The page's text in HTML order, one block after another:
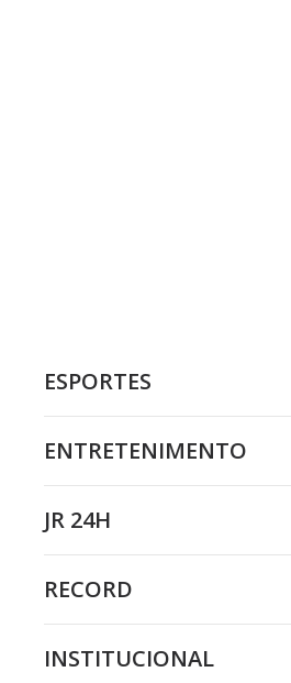
ESPORTES
ENTRETENIMENTO
JR 24H
RECORD
INSTITUCIONAL